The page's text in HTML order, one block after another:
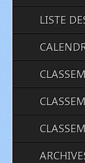
LISTE